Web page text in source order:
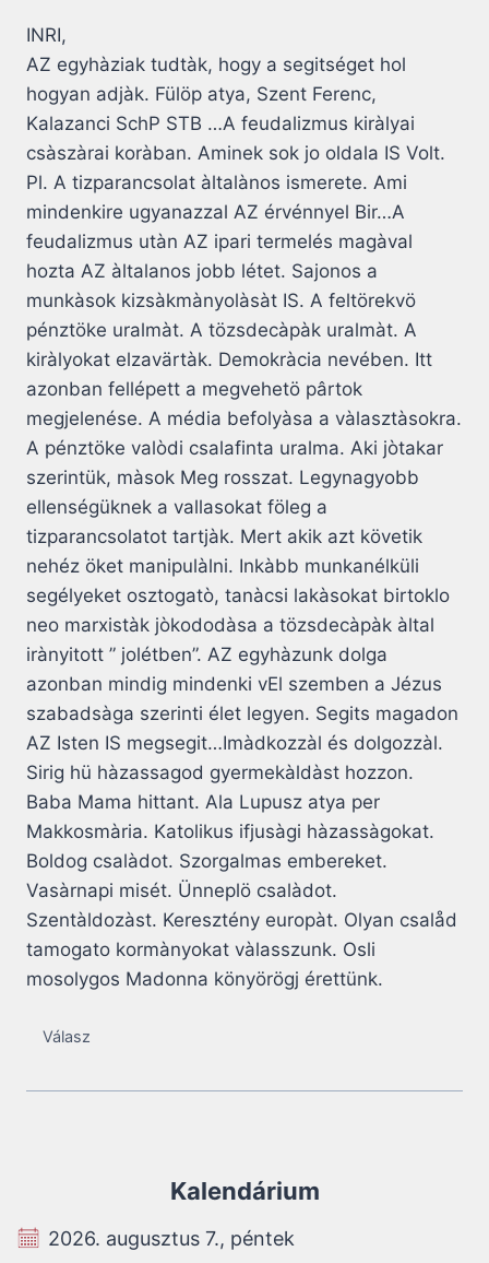
INRI,
AZ egyhàziak tudtàk, hogy a segitséget hol
hogyan adjàk. Fülöp atya, Szent Ferenc,
Kalazanci SchP STB …A feudalizmus kiràlyai
csàszàrai koràban. Aminek sok jo oldala IS Volt.
Pl. A tizparancsolat àltalànos ismerete. Ami
mindenkire ugyanazzal AZ érvénnyel Bir…A
feudalizmus utàn AZ ipari termelés magàval
hozta AZ àltalanos jobb létet. Sajonos a
munkàsok kizsàkmànyolàsàt IS. A feltörekvö
pénztöke uralmàt. A tözsdecàpàk uralmàt. A
kiràlyokat elzavärtàk. Demokràcia nevében. Itt
azonban fellépett a megvehetö pârtok
megjelenése. A média befolyàsa a vàlasztàsokra.
A pénztöke valòdi csalafinta uralma. Aki jòtakar
szerintük, màsok Meg rosszat. Legynagyobb
ellenségüknek a vallasokat föleg a
tizparancsolatot tartjàk. Mert akik azt követik
nehéz öket manipulàlni. Inkàbb munkanélküli
segélyeket osztogatò, tanàcsi lakàsokat birtoklo
neo marxistàk jòkododàsa a tözsdecàpàk àltal
irànyitott ” jolétben”. AZ egyhàzunk dolga
azonban mindig mindenki vEl szemben a Jézus
szabadsàga szerinti élet legyen. Segits magadon
AZ Isten IS megsegit…Imàdkozzàl és dolgozzàl.
Sirig hü hàzassagod gyermekàldàst hozzon.
Baba Mama hittant. Ala Lupusz atya per
Makkosmària. Katolikus ifjusàgi hàzassàgokat.
Boldog csalàdot. Szorgalmas embereket.
Vasàrnapi misét. Ünneplö csalàdot.
Szentàldozàst. Keresztény europàt. Olyan csalåd
tamogato kormànyokat vàlasszunk. Osli
mosolygos Madonna könyörögj érettünk.
Válasz
Kalendárium
2026. augusztus 7., péntek